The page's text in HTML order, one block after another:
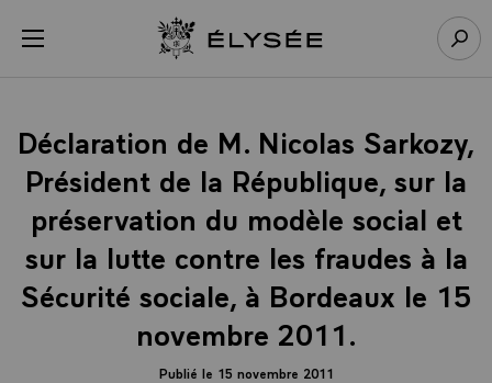
menu Retour à l’accueil Élysée
Déclaration de M. Nicolas Sarkozy,
Président de la République, sur la
préservation du modèle social et
sur la lutte contre les fraudes à la
Sécurité sociale, à Bordeaux le 15
novembre 2011.
Publié le 15 novembre 2011
Panneau de gestion des cookies